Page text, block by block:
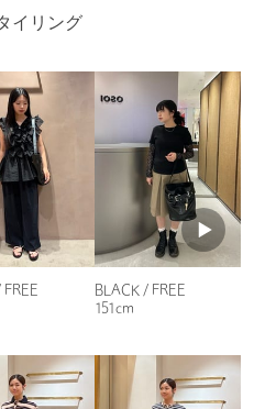
る場合がございます。あらかじめ
国のUNITED ARROWS各店舗ま
ください。
品番：40323000065
商品詳細
イリング
FREE
BLACK / FREE
151cm